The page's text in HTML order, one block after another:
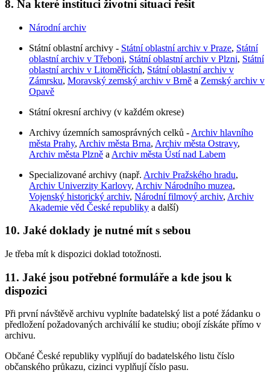
8. Na které instituci životní situaci řešit
Národní archiv
Státní oblastní archivy - Státní oblastní archiv v Praze, Státní
oblastní archiv v Třeboni, Státní oblastní archiv v Plzni, Státní
oblastní archiv v Litoměřicích, Státní oblastní archiv v
Zámrsku, Moravský zemský archiv v Brně a Zemský archiv v
Opavě
Státní okresní archivy (v každém okrese)
Archivy územních samosprávných celků - Archiv hlavního
města Prahy, Archiv města Brna, Archiv města Ostravy,
Archiv města Plzně a Archiv města Ústí nad Labem
Specializované archivy (např. Archiv Pražského hradu,
Archiv Univerzity Karlovy, Archiv Národního muzea,
Vojenský historický archiv, Národní filmový archiv, Archiv
Akademie věd České republiky a další)
10. Jaké doklady je nutné mít s sebou
Je třeba mít k dispozici doklad totožnosti.
11. Jaké jsou potřebné formuláře a kde jsou k
dispozici
Při první návštěvě archivu vyplníte badatelský list a poté žádanku o
předložení požadovaných archiválií ke studiu; obojí získáte přímo v
archivu.
Občané České republiky vyplňují do badatelského listu číslo
občanského průkazu, cizinci vyplňují číslo pasu.